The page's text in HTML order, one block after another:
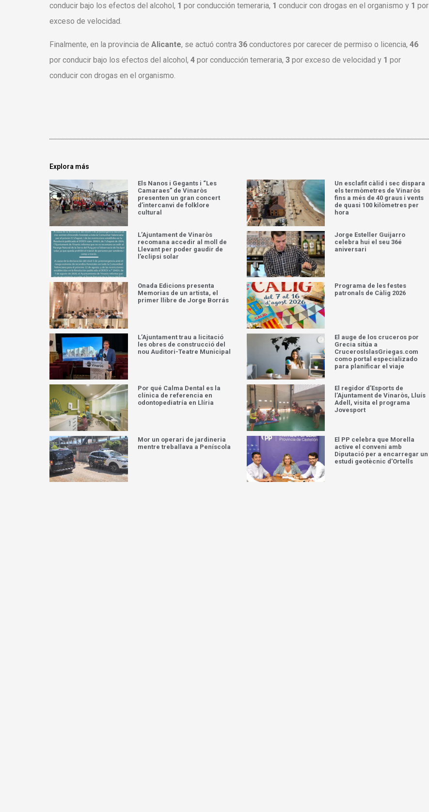
conducir bajo los efectos del alcohol , 1 por conducción temeraria, 1 conducir con drogas en el organismo y 1 por
exceso de velocidad.
Finalmente, en la provincia de Alicante, se actuó contra 36 conductores por carecer de permiso o licencia, 46
por conducir bajo los efectos del alcohol, 4 por conducción temeraria, 3 por exceso de velocidad y 1 por
conducir con drogas en el organismo.
Explora más
Els Nanos i Gegants i “Les
Camaraes” de Vinaròs
presenten un gran concert
d’intercanvi de folklore
cultural
Un esclafit càlid i sec dispara
els termòmetres de Vinaròs
fins a més de 40 graus i vents
de quasi 100 kilòmetres per
hora
L’Ajuntament de Vinaròs
recomana accedir al moll de
Llevant per poder gaudir de
l’eclipsi solar
Jorge Esteller Guijarro
celebra hui el seu 36é
aniversari
Onada Edicions presenta
Memorias de un artista, el
primer llibre de Jorge Borrás
Programa de les festes
patronals de Càlig 2026
L’Ajuntament trau a licitació
les obres de construcció del
nou Auditori-Teatre Municipal
El auge de los cruceros por
Grecia sitúa a
CrucerosIslasGriegas.com
como portal especializado
para planificar el viaje
Por qué Calma Dental es la
clínica de referencia en
odontopediatría en Llíria
El regidor d’Esports de
l’Ajuntament de Vinaròs, Lluís
Adell, visita el programa
Jovesport
Mor un operari de jardineria
mentre treballava a Peníscola
El PP celebra que Morella
active el conveni amb
Diputació per a encarregar un
estudi geotècnic d’Ortells